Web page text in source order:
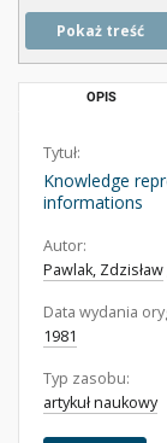
Pokaż treść
OPIS
Tytuł:
Knowledge
informations
Autor:
Pawlak, Zdzisław
Data wydania
1981
Typ zasobu:
artykuł naukowy